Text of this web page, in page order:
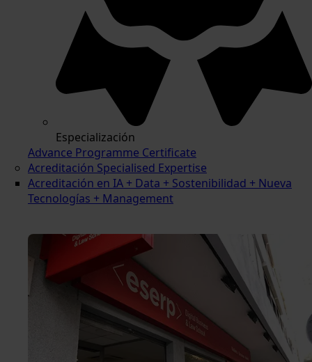
Especialización
Advance Programme Certificate
Acreditación Specialised Expertise
Acreditación en IA + Data + Sostenibilidad + Nueva
Tecnologías + Management